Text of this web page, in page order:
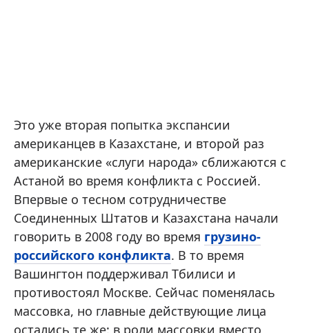
Это уже вторая попытка экспансии
американцев в Казахстане, и второй раз
американские «слуги народа» сближаются с
Астаной во время конфликта с Россией.
Впервые о тесном сотрудничестве
Соединенных Штатов и Казахстана начали
говорить в 2008 году во время грузино-
российского конфликта. В то время
Вашингтон поддерживал Тбилиси и
противостоял Москве. Сейчас поменялась
массовка, но главные действующие лица
остались те же: в роли массовки вместо